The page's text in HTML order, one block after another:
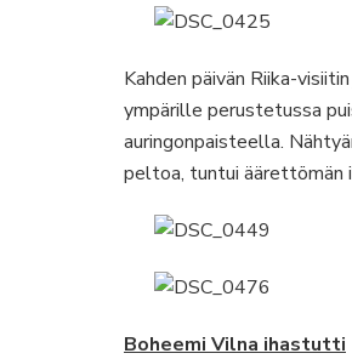
Kahden päivän Riika-
ympärille perustetussa
auringonpaisteella.
peltoa, tuntui äärettömän
Boheemi Vilna ihastutti